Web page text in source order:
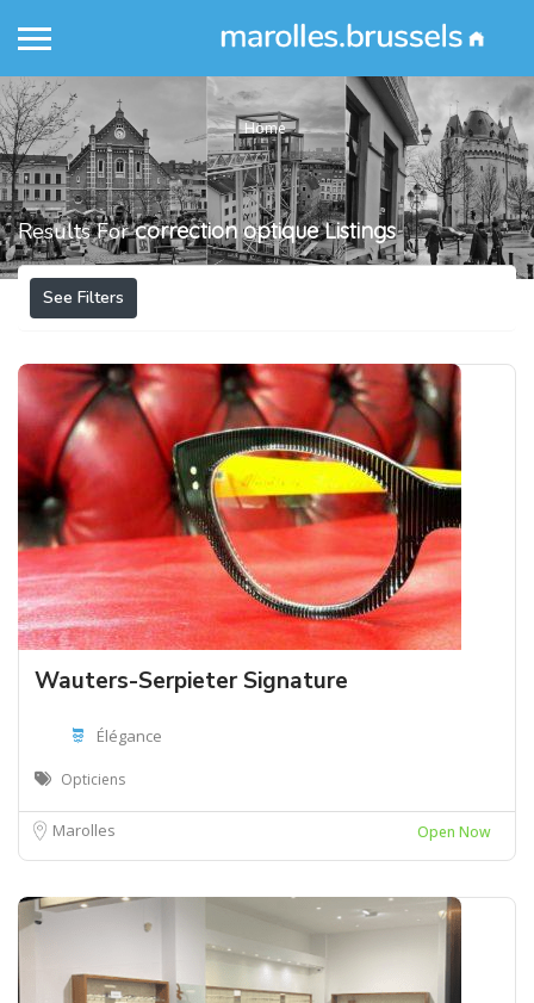
Home
Results Forcorrection optique Listings
See Filters
Wauters-Serpieter Signature
Élégance
Opticiens
Marolles Open Now